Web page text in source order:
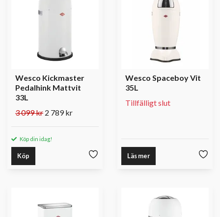
Wesco Kickmaster
Pedalhink Mattvit
33L
3 099 kr 2 789 kr
Köp din idag!
Köp
Wesco Spaceboy Vit
35L
Tillfälligt slut
Läs mer